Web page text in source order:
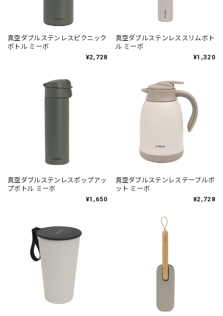
真空ダブルステンレスピクニック
ボトル ミーボ
¥2,728
真空ダブルステンレススリムボト
ル ミーボ
¥1,320
真空ダブルステンレスポップアッ
プボトル ミーボ
¥1,650
真空ダブルステンレステーブルポ
ット ミーボ
¥2,728